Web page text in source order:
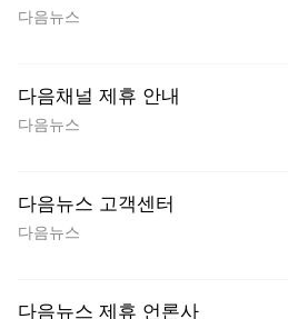
다음뉴스
다음채널 제휴 안내
다음뉴스
다음뉴스 고객센터
다음뉴스
다음뉴스 제휴 언론사